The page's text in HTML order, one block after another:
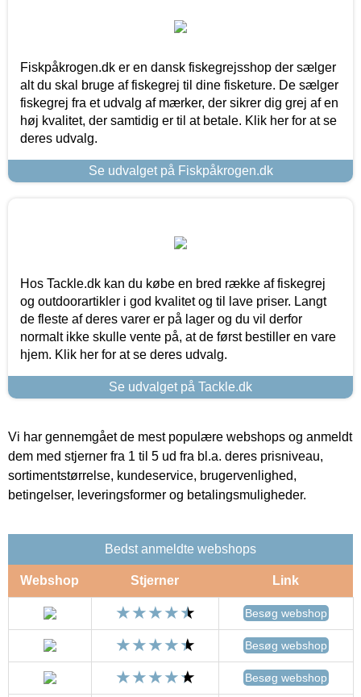
Fiskpåkrogen.dk er en dansk fiskegrejsshop der sælger
alt du skal bruge af fiskegrej til dine fisketure. De sælger
fiskegrej fra et udvalg af mærker, der sikrer dig grej af en
høj kvalitet, der samtidig er til at betale. Klik her for at se
deres udvalg.
Se udvalget på Fiskpåkrogen.dk
Hos Tackle.dk kan du købe en bred række af fiskegrej
og outdoorartikler i god kvalitet og til lave priser. Langt
de fleste af deres varer er på lager og du vil derfor
normalt ikke skulle vente på, at de først bestiller en vare
hjem. Klik her for at se deres udvalg.
Se udvalget på Tackle.dk
Vi har gennemgået de mest populære webshops og anmeldt
dem med stjerner fra 1 til 5 ud fra bl.a. deres prisniveau,
sortimentstørrelse, kundeservice, brugervenlighed,
betingelser, leveringsformer og betalingsmuligheder.
Bedst anmeldte webshops
Webshop Stjerner Link
Besøg webshop
Besøg webshop
Besøg webshop